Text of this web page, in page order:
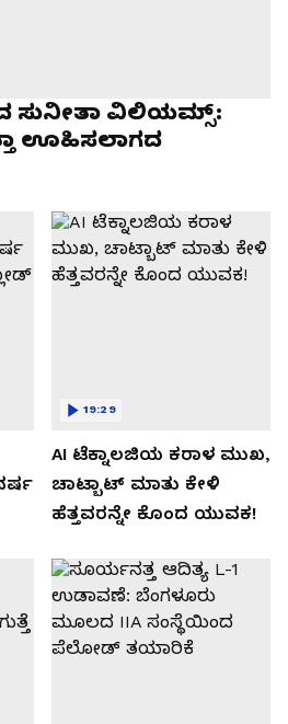
ಸುನೀತಾ ವಿಲಿಯಮ್ಸ್:
ಊಹಿಸಲಾಗದ
AI ಟೆಕ್ನಾಲಜಿಯ ಕರಾಳ ಮುಖ,
ಚಾಟ್ಬಾಟ್ ಮಾತು ಕೇಳಿ
ಹೆತ್ತವರನ್ನೇ ಕೊಂದ ಯುವಕ!
19:29